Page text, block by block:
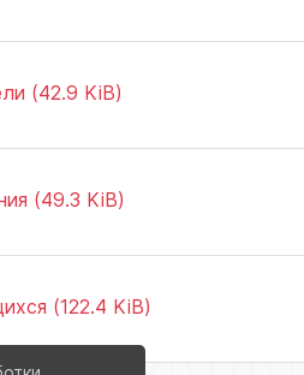
(42.9 KiB)
(49.3 KiB)
(122.4 KiB)